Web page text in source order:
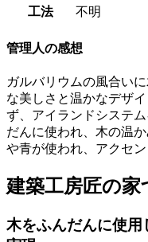
工法
不明
管理人の感想
ガルバリウムの風合い
な美しさと温かなデザ
ず、アイランドシステ
だんに使われ、木の温
や青が使われ、アクセ
建築工房匠の
木をふんだんに使